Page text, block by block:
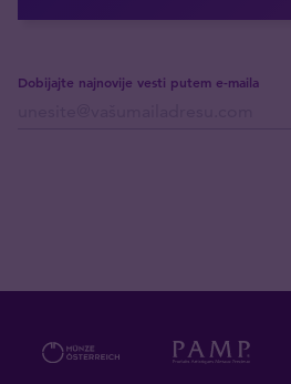
Dobijajte najnovije vesti putem e-maila